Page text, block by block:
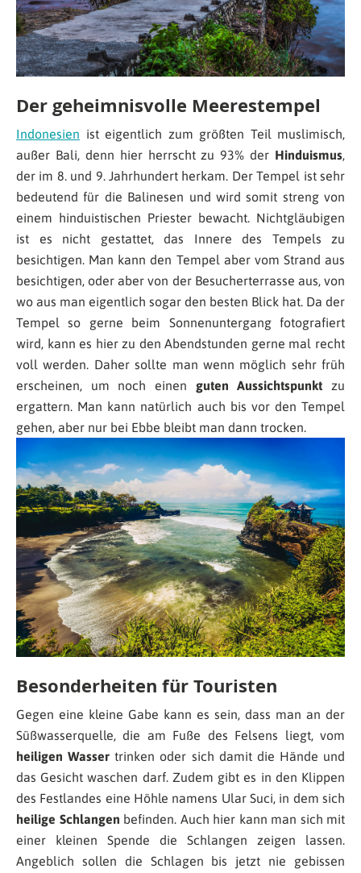
Der geheimnisvolle Meerestempel
Indonesien ist eigentlich zum größten Teil muslimisch,
außer Bali, denn hier herrscht zu 93% der Hinduismus,
der im 8. und 9. Jahrhundert herkam. Der Tempel ist sehr
bedeutend für die Balinesen und wird somit streng von
einem hinduistischen Priester bewacht. Nichtgläubigen
ist es nicht gestattet, das Innere des Tempels zu
besichtigen. Man kann den Tempel aber vom Strand aus
besichtigen, oder aber von der Besucherterrasse aus, von
wo aus man eigentlich sogar den besten Blick hat. Da der
Tempel so gerne beim Sonnenuntergang fotografiert
wird, kann es hier zu den Abendstunden gerne mal recht
voll werden. Daher sollte man wenn möglich sehr früh
erscheinen, um noch einen guten Aussichtspunkt zu
ergattern. Man kann natürlich auch bis vor den Tempel
gehen, aber nur bei Ebbe bleibt man dann trocken.
Besonderheiten für Touristen
Gegen eine kleine Gabe kann es sein, dass man an der
Süßwasserquelle, die am Fuße des Felsens liegt, vom
heiligen Wasser trinken oder sich damit die Hände und
das Gesicht waschen darf. Zudem gibt es in den Klippen
des Festlandes eine Höhle namens Ular Suci, in dem sich
heilige Schlangen befinden. Auch hier kann man sich mit
einer kleinen Spende die Schlangen zeigen lassen.
Angeblich sollen die Schlagen bis jetzt nie gebissen